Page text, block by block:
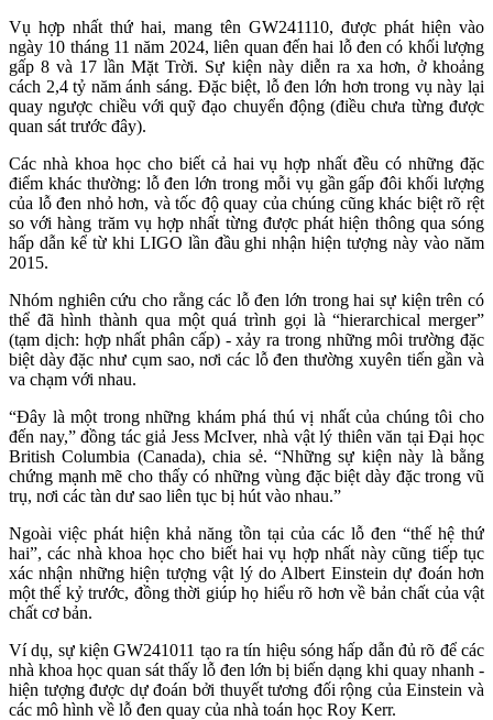
Vụ hợp nhất thứ hai, mang tên GW241110, được phát hiện vào
ngày 10 tháng 11 năm 2024, liên quan đến hai lỗ đen có khối lượng
gấp 8 và 17 lần Mặt Trời. Sự kiện này diễn ra xa hơn, ở khoảng
cách 2,4 tỷ năm ánh sáng. Đặc biệt, lỗ đen lớn hơn trong vụ này lại
quay ngược chiều với quỹ đạo chuyển động (điều chưa từng được
quan sát trước đây).
Các nhà khoa học cho biết cả hai vụ hợp nhất đều có những đặc
điểm khác thường: lỗ đen lớn trong mỗi vụ gần gấp đôi khối lượng
của lỗ đen nhỏ hơn, và tốc độ quay của chúng cũng khác biệt rõ rệt
so với hàng trăm vụ hợp nhất từng được phát hiện thông qua sóng
hấp dẫn kể từ khi LIGO lần đầu ghi nhận hiện tượng này vào năm
2015.
Nhóm nghiên cứu cho rằng các lỗ đen lớn trong hai sự kiện trên có
thể đã hình thành qua một quá trình gọi là “hierarchical merger”
(tạm dịch: hợp nhất phân cấp) - xảy ra trong những môi trường đặc
biệt dày đặc như cụm sao, nơi các lỗ đen thường xuyên tiến gần và
va chạm với nhau.
“Đây là một trong những khám phá thú vị nhất của chúng tôi cho
đến nay,” đồng tác giả Jess McIver, nhà vật lý thiên văn tại Đại học
British Columbia (Canada), chia sẻ. “Những sự kiện này là bằng
chứng mạnh mẽ cho thấy có những vùng đặc biệt dày đặc trong vũ
trụ, nơi các tàn dư sao liên tục bị hút vào nhau.”
Ngoài việc phát hiện khả năng tồn tại của các lỗ đen “thế hệ thứ
hai”, các nhà khoa học cho biết hai vụ hợp nhất này cũng tiếp tục
xác nhận những hiện tượng vật lý do Albert Einstein dự đoán hơn
một thế kỷ trước, đồng thời giúp họ hiểu rõ hơn về bản chất của vật
chất cơ bản.
Ví dụ, sự kiện GW241011 tạo ra tín hiệu sóng hấp dẫn đủ rõ để các
nhà khoa học quan sát thấy lỗ đen lớn bị biến dạng khi quay nhanh -
hiện tượng được dự đoán bởi thuyết tương đối rộng của Einstein và
các mô hình về lỗ đen quay của nhà toán học Roy Kerr.